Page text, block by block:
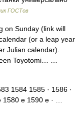
ГОСТов
on Sunday (link will
(or a leap year
Julian calendar).
Toyotomi… …
1584 1585 · 1586 ·
1580 е 1590 е · …